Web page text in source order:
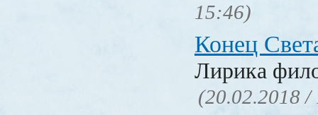
15:46)
Конец
Лирика
(20.02.2018 /